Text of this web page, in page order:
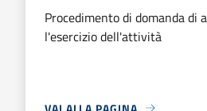
Procedimento di domanda di
l'esercizio dell'attività